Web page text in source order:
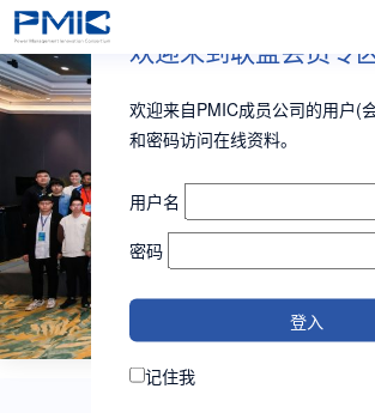
欢迎来到联盟会员专
欢迎来自PMIC成员公司的用户(
和密码访问在线资料。
用户名
密码
记住我